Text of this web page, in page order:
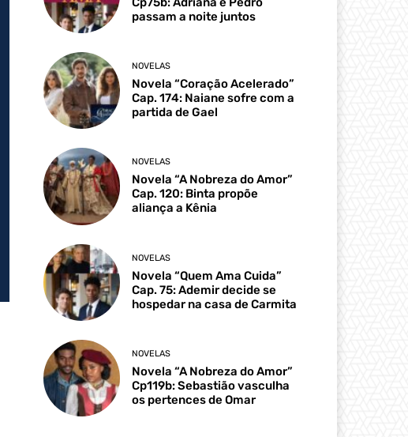
passam a noite juntos
NOVELAS
Novela “Coração Acelerado”
Cap. 174: Naiane sofre com a
partida de Gael
NOVELAS
Novela “A Nobreza do Amor”
Cap. 120: Binta propõe
aliança a Kênia
NOVELAS
Novela “Quem Ama Cuida”
Cap. 75: Ademir decide se
hospedar na casa de Carmita
NOVELAS
Novela “A Nobreza do Amor”
Cp119b: Sebastião vasculha
os pertences de Omar